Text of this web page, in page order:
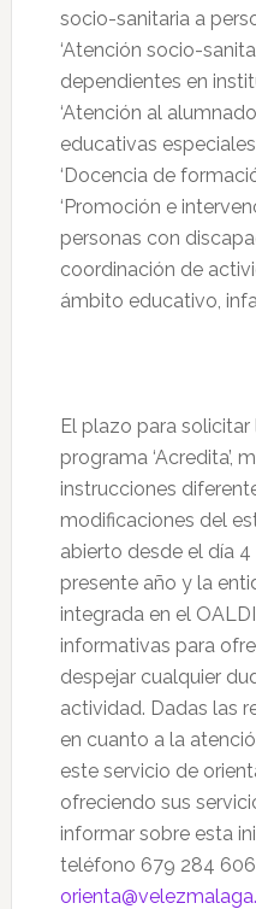
socio-sanitaria a
‘Atención socio-
dependientes en
‘Atención al
educativas
‘Docencia de
‘Promoción e
personas con
coordinación de
ámbito educativo,
El plazo para
programa ‘Acredita’,
instrucciones
modificaciones del
abierto desde el día
presente año y la
integrada en el
informativas para
despejar cualquier
actividad. Dadas las
en cuanto a la
este servicio de
ofreciendo sus
informar sobre esta
teléfono 679 284